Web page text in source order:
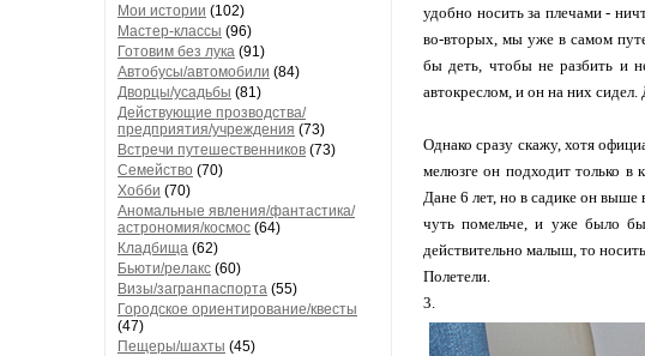
Мои истории (102)
Мастер-классы (96)
Готовим без лука (91)
Автобусы/автомобили (84)
Дворцы/усадьбы (81)
Действующие прозводства/
предприятия/учреждения (73)
Встречи путешественников (73)
Семейство (70)
Хобби (70)
Аномальные явления/фантастика/
астрономия/космос (64)
Кладбища (62)
Бьюти/релакс (60)
Визы/загранпаспорта (55)
Городское ориентирование/квесты
(47)
Пещеры/шахты (45)
удобно носить за плечами -
во-вторых, мы уже в самом
бы деть, чтобы не разбить и
автокреслом, и он на них
Однако сразу скажу, хотя
мелюзге он подходит только в
Дане 6 лет, но в садике он выше
чуть помельче, и уже было
действительно малыш, то
Полетели.
3.